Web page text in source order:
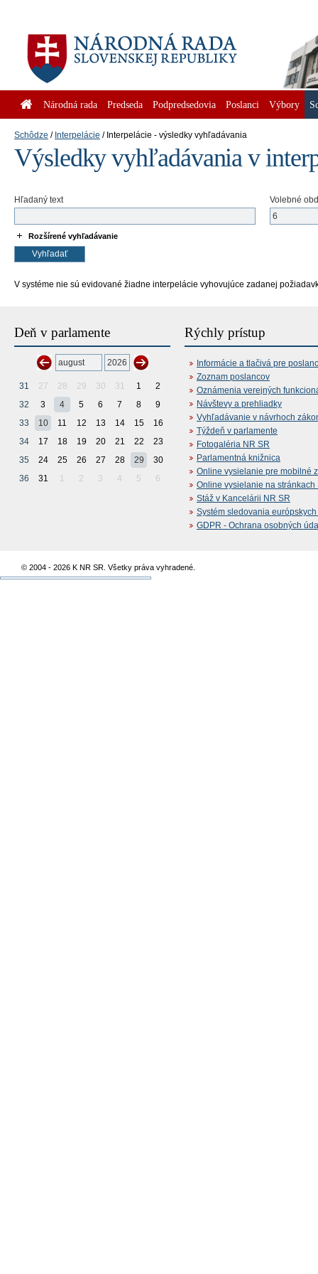
Národná rada Predseda Podpredsedovia Poslanci Výbory
Schôdze Interpelácie Interpelácie - výsledky vyhľadávania
Výsledky vyhľadávania v
Hľadaný text Volebné
Rozšírené vyhľadávanie
V systéme nie sú evidované žiadne interpelácie vyhovujúce zadanej
Deň v parlamente
31 27 28 29 30 31 1
2
32
3 4 5 6 7 8
9
33
10 11 12 13 14 15
16
34
17 18 19 20 21 22
23
35
24 25 26 27 28 29
30
36
31 1 2 3 4 5 6
Rýchly prístup
Informácie a tlačivá pre
Zoznam poslancov
Oznámenia verejných
Návštevy a prehliadky
Vyhľadávanie v návrhoch
Týždeň v parlamente
Fotogaléria NR SR
Parlamentná knižnica
Online vysielanie pre mobilné
Online vysielanie na stránkach
Stáž v Kancelárii NR SR
Systém sledovania
GDPR - Ochrana osobných
© 2004 - 2026 K NR SR. Všetky práva vyhradené.